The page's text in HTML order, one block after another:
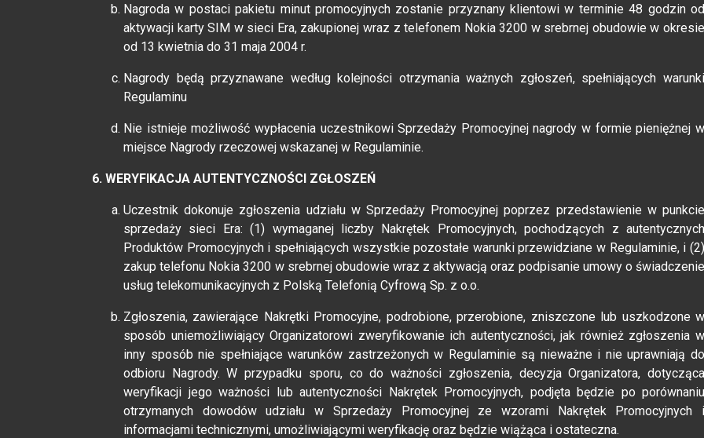
Nagroda w postaci pakietu minut promocyjnych zostanie przyznany klientowi w terminie 48 godzin od
aktywacji karty SIM w sieci Era, zakupionej wraz z telefonem Nokia 3200 w srebrnej obudowie w okresie
od 13 kwietnia do 31 maja 2004 r.
Nagrody będą przyznawane według kolejności otrzymania ważnych zgłoszeń, spełniających warunki
Regulaminu
Nie istnieje możliwość wypłacenia uczestnikowi Sprzedaży Promocyjnej nagrody w formie pieniężnej w
miejsce Nagrody rzeczowej wskazanej w Regulaminie.
6. WERYFIKACJA AUTENTYCZNOŚCI ZGŁOSZEŃ
Uczestnik dokonuje zgłoszenia udziału w Sprzedaży Promocyjnej poprzez przedstawienie w punkcie
sprzedaży sieci Era: (1) wymaganej liczby Nakrętek Promocyjnych, pochodzących z autentycznych
Produktów Promocyjnych i spełniających wszystkie pozostałe warunki przewidziane w Regulaminie, i (2)
zakup telefonu Nokia 3200 w srebrnej obudowie wraz z aktywacją oraz podpisanie umowy o świadczenie
usług telekomunikacyjnych z Polską Telefonią Cyfrową Sp. z o.o.
Zgłoszenia, zawierające Nakrętki Promocyjne, podrobione, przerobione, zniszczone lub uszkodzone w
sposób uniemożliwiający Organizatorowi zweryfikowanie ich autentyczności, jak również zgłoszenia w
inny sposób nie spełniające warunków zastrzeżonych w Regulaminie są nieważne i nie uprawniają do
odbioru Nagrody. W przypadku sporu, co do ważności zgłoszenia, decyzja Organizatora, dotycząca
weryfikacji jego ważności lub autentyczności Nakrętek Promocyjnych, podjęta będzie po porównaniu
otrzymanych dowodów udziału w Sprzedaży Promocyjnej ze wzorami Nakrętek Promocyjnych i
informacjami technicznymi, umożliwiającymi weryfikację oraz będzie wiążąca i ostateczna.